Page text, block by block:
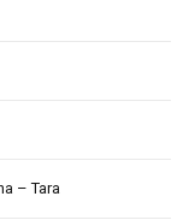
– Tara